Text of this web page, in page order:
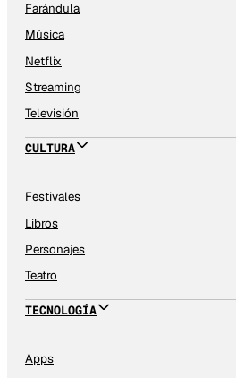
Farándula
Música
Netflix
Streaming
Televisión
CULTURA
Festivales
Libros
Personajes
Teatro
TECNOLOGÍA
Apps